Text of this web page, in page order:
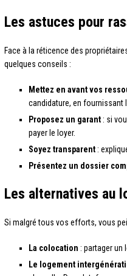
Les astuces pour
Face à la réticence des
quelques conseils :
Mettez en avant vos
candidature, en fournissant
Proposez un garant : si
payer le loyer.
Soyez transparent :
Présentez un dossier
Les alternatives au
Si malgré tous vos efforts, vous
La colocation : partager un
Le logement